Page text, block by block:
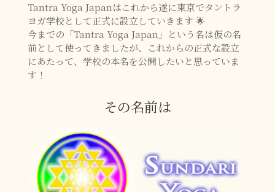
Tantra Yoga Japanはこれから遂に東京でタントラ
ヨガ学校として正式に設立していきます 🌟
今までの「Tantra Yoga Japan」という名は仮の名
前として使ってきましたが、
これからの正式な設立
にあたって、学校の本名を公開したいと思っていま
す！
その名前は